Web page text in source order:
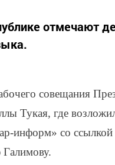
отмечают
совещания
Тукая, где
информ» со ссылкой